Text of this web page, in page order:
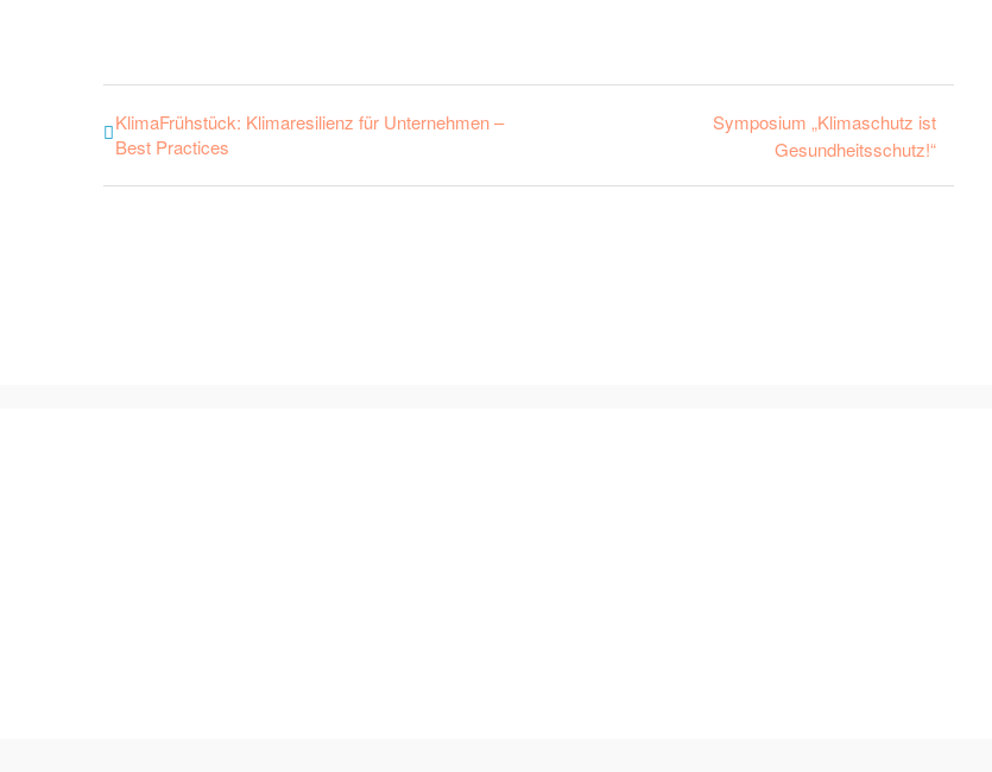
KlimaFrühstück: Klimaresilienz für Unternehmen –
Best Practices
Symposium „Klimaschutz ist
Gesundheitsschutz!“